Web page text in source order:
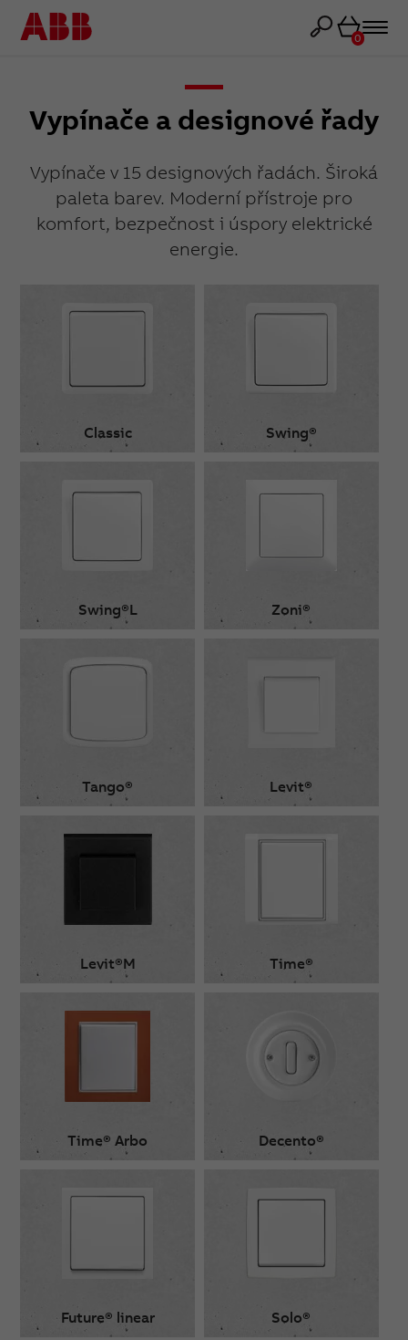
Košík
0
Vypínače a designové řady
Vypínače v 15 designových řadách. Široká
paleta barev. Moderní přístroje pro
komfort, bezpečnost i úspory elektrické
energie.
Classic Swing®
Swing®L Zoni®
Tango® Levit®
Levit®M Time®
Time® Arbo Decento®
Future® linear Solo®